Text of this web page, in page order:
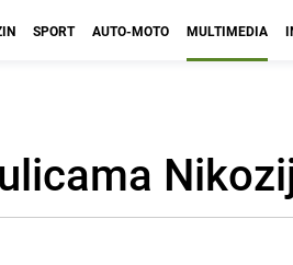
SPORT AUTO-MOTO MULTIMEDIA